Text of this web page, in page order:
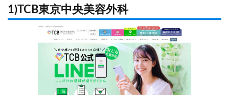
1)TCB東京中央美容外科